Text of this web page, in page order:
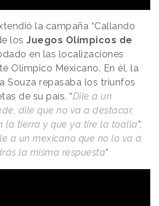
la campaña “Callando
los Juegos Olímpicos de
en las localizaciones
Olímpico Mexicano. En él, la
Souza repasaba los triunfos
de su país. “Dile a un
dile que no va a destacar,
la tierra y que ya tire la toalla”,
a un mexicano que no lo va a
la misma respuesta”